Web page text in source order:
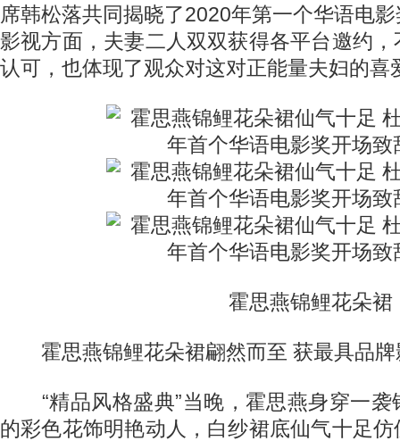
席韩松落共同揭晓了2020年第一个华语电
影视方面，夫妻二人双双获得各平台邀约
认可，也体现了观众对这对正能量夫妇的喜
霍思燕锦鲤花朵裙
霍思燕锦鲤花朵裙翩然而至 获最具品牌
“精品风格盛典”当晚，霍思燕身穿一袭
的彩色花饰明艳动人，白纱裙底仙气十足